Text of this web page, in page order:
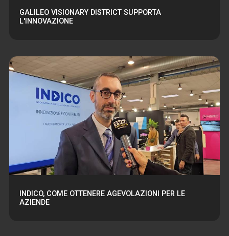
GALILEO VISIONARY DISTRICT SUPPORTA
L'INNOVAZIONE
INDICO, COME OTTENERE AGEVOLAZIONI PER LE
AZIENDE